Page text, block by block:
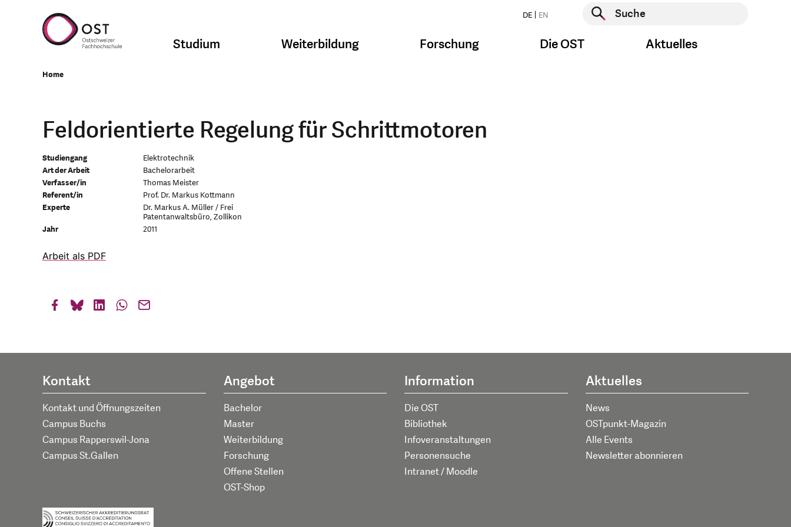
DE EN
Suche starten
Studium Weiterbildung Forschung Die OST Aktuelles
Home
Feldorientierte Regelung für Schrittmotoren
Studiengang
Elektrotechnik
Art der Arbeit
Bachelorarbeit
Verfasser/in
Thomas Meister
Referent/in
Prof. Dr. Markus Kottmann
Experte
Dr. Markus A. Müller / Frei
Patentanwaltsbüro, Zollikon
Jahr
2011
Arbeit als PDF
Kontakt
Kontakt und Öffnungszeiten
Campus Buchs
Campus Rapperswil-Jona
Campus St.Gallen
Angebot
Bachelor
Master
Weiterbildung
Forschung
Offene Stellen
OST-Shop
Information
Die OST
Bibliothek
Infoveranstaltungen
Personensuche
Intranet / Moodle
Aktuelles
News
OSTpunkt-Magazin
Alle Events
Newsletter abonnieren